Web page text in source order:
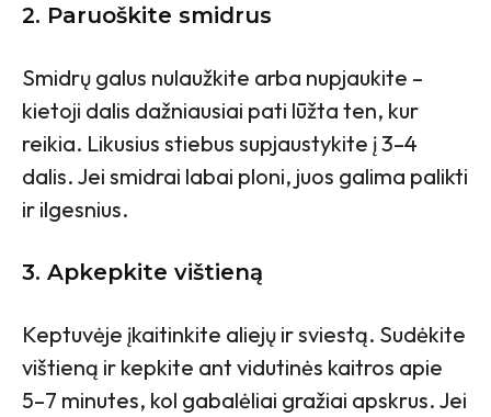
2. Paruoškite smidrus
Smidrų galus nulaužkite arba nupjaukite –
kietoji dalis dažniausiai pati lūžta ten, kur
reikia. Likusius stiebus supjaustykite į 3–4
dalis. Jei smidrai labai ploni, juos galima palikti
ir ilgesnius.
3. Apkepkite vištieną
Keptuvėje įkaitinkite aliejų ir sviestą. Sudėkite
vištieną ir kepkite ant vidutinės kaitros apie
5–7 minutes, kol gabalėliai gražiai apskrus. Jei